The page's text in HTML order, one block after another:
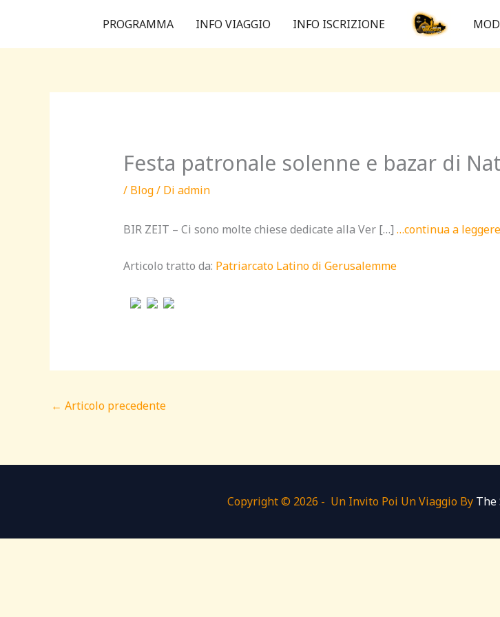
contenuto
PROGRAMMA INFO VIAGGIO INFO ISCRIZIONE
Festa patronale solenne e bazar di
/ Blog/ Di admin
BIR ZEIT – Ci sono molte chiese dedicate alla Ver […] …continua a leggere
Articolo tratto da: Patriarcato Latino di Gerusalemme
← Articolo precedente
Copyright © 2026 - Un Invito Poi Un Viaggio By The